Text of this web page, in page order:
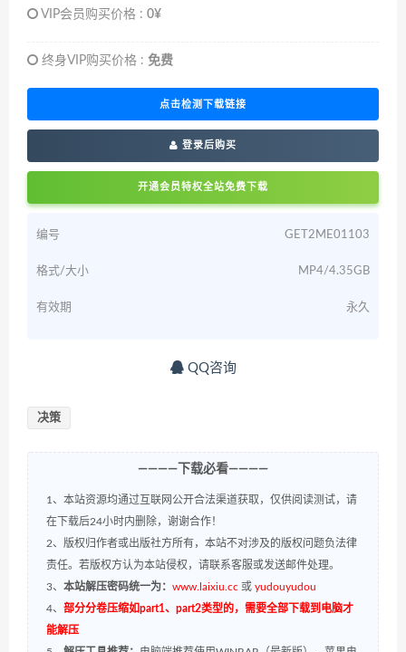
VIP会员购买价格 : 0¥
终身VIP购买价格 : 免费
点击检测下载链接
登录后购买
开通会员特权全站免费下载
编号 GET2ME01103
格式/大小 MP4/4.35GB
有效期 永久
QQ咨询
决策
————下载必看————
1、本站资源均通过互联网公开合法渠道获取，仅供阅读测试，请
在下载后24小时内删除，谢谢合作！
2、版权归作者或出版社方所有，本站不对涉及的版权问题负法律
责任。若版权方认为本站侵权，请联系客服或发送邮件处理。
3、 本站解压密码统一为： www.laixiu.cc 或 yudouyudou
4、 部分分卷压缩如part1、part2类型的，需要全部下载到电脑才
能解压